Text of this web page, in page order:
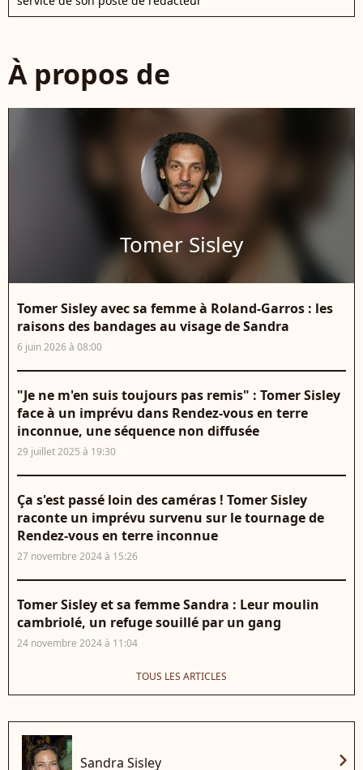
À propos de
Tomer Sisley
Tomer Sisley avec sa femme à Roland-Garros : les
raisons des bandages au visage de Sandra
6 juin 2026 à 08:00
"Je ne m'en suis toujours pas remis" : Tomer Sisley
face à un imprévu dans Rendez-vous en terre
inconnue, une séquence non diffusée
29 juillet 2025 à 19:30
Ça s'est passé loin des caméras ! Tomer Sisley
raconte un imprévu survenu sur le tournage de
Rendez-vous en terre inconnue
27 novembre 2024 à 15:26
Tomer Sisley et sa femme Sandra : Leur moulin
cambriolé, un refuge souillé par un gang
24 novembre 2024 à 11:04
TOUS LES ARTICLES
Sandra Sisley chevron_right